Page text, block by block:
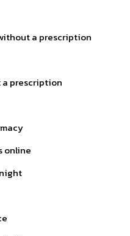
a prescription
prescription
online